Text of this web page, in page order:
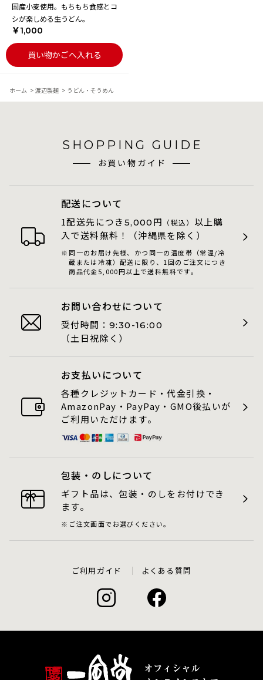
国産小麦使用。もちもち食感とコ
シが楽しめる生うどん。
￥1,000
買い物かごへ入れる
ホーム > 渡辺製麺 > うどん・そうめん
SHOPPING GUIDE
お買い物ガイド
配送について
1配送先につき 5,000 円 （税込） 以上購
入で送料無料！（沖縄県を除く）
同一のお届け先様、かつ同一の温度帯（常温/冷
蔵または冷凍）配送に限り、1回のご注文につき
商品代金5,000円以上で送料無料です。
お問い合わせについて
受付時間： 9:30-16:00
（土日祝除く）
お支払いについて
各種クレジットカード・代金引換・
AmazonPay・PayPay・GMO後払いが
ご利用いただけます。
包装・のしについて
ギフト品は、包装・のしをお付けでき
ます。
ご注文画面でお選びください。
ご利用ガイド よくある質問